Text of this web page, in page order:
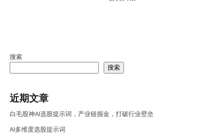
搜索
搜索
近期文章
白毛股神AI选股提示词，产业链掘金，打破行业壁垒
AI多维度选股提示词